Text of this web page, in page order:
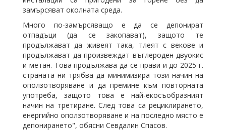
замърсяват околната среда.
Много по-замърсяващо е да се депонират
отпадъци (да се закопават), защото те
продължават да живеят така, тлеят с векове и
продължават да произвеждат въглероден двуокис
и метан. Това продължава да се прави и до 2025 г.
страната ни трябва да минимизира този начин на
оползотворяване и да премине към повторната
употреба, защото това е най-екосъобразният
начин на третиране. След това са рециклирането,
енергийно оползотворяване и на последно място е
депонирането", обясни Севдалин Спасов.